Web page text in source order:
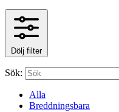
Dölj filter
Sök:
Alla
Breddningsbara